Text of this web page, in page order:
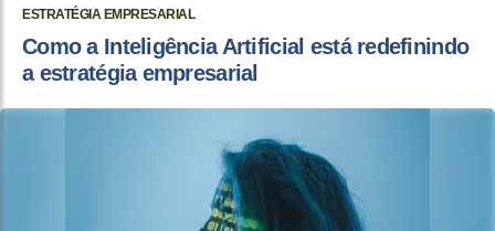
ESTRATÉGIA EMPRESARIAL
Como a Inteligência Artificial está redefinindo
a estratégia empresarial